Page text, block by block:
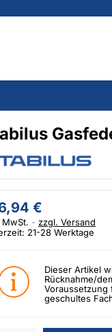
€
MwSt.
zzgl. Versand
21-28 Werktage
Dieser Artikel
Rücknahme/
Voraussetzung
geschultes